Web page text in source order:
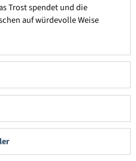
Trost spendet und die
auf würdevolle Weise